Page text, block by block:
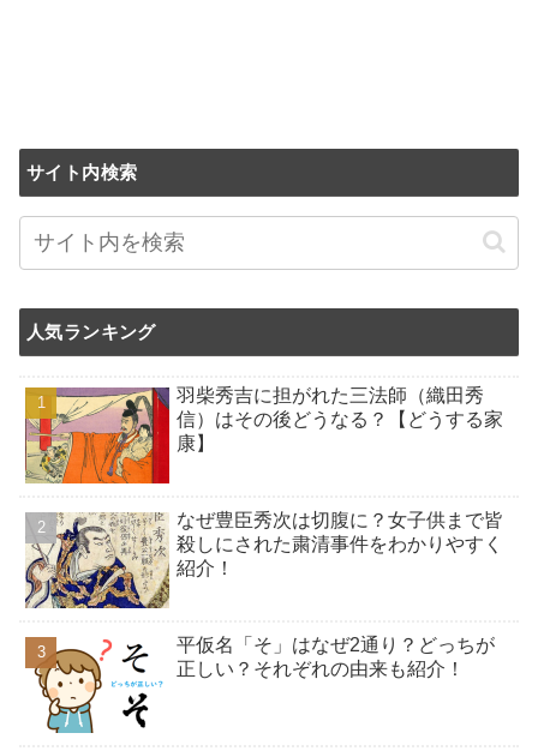
サイト内検索
人気ランキング
羽柴秀吉に担がれた三法師（織田秀
信）はその後どうなる？【どうする家
康】
なぜ豊臣秀次は切腹に？女子供まで皆
殺しにされた粛清事件をわかりやすく
紹介！
平仮名「そ」はなぜ2通り？どっちが
正しい？それぞれの由来も紹介！